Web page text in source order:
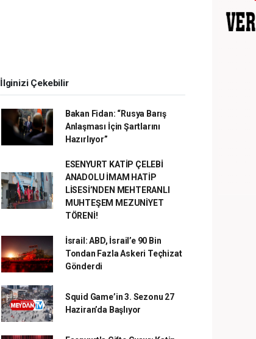
İlginizi Çekebilir
Bakan Fidan: “Rusya Barış
Anlaşması İçin Şartlarını
Hazırlıyor”
ESENYURT KATİP ÇELEBİ
ANADOLU İMAM HATİP
LİSESİ’NDEN MEHTERANLI
MUHTEŞEM MEZUNİYET
TÖRENİ!
İsrail: ABD, İsrail’e 90 Bin
Tondan Fazla Askeri Teçhizat
Gönderdi
Squid Game’in 3. Sezonu 27
Haziran’da Başlıyor